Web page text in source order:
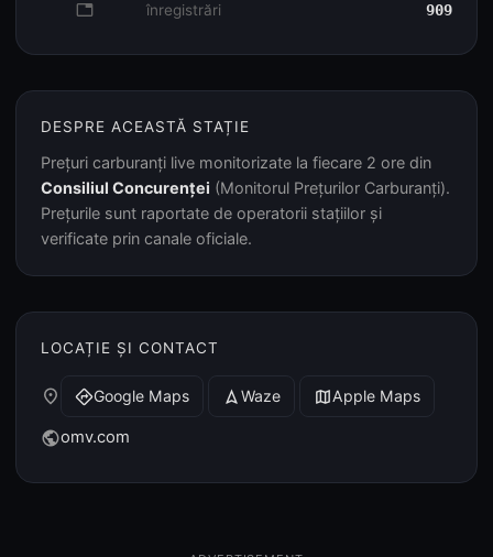
database înregistrări 909
DESPRE ACEASTĂ STAȚIE
Prețuri carburanți live monitorizate la fiecare 2 ore din
Consiliul Concurenței (Monitorul Prețurilor Carburanți).
Prețurile sunt raportate de operatorii stațiilor și
verificate prin canale oficiale.
LOCAȚIE ȘI CONTACT
place directionsGoogle Maps navigation Waze mapApple Maps
publicomv.com